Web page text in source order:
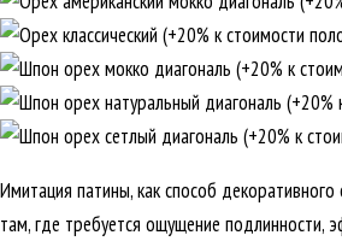
Имитация патины, как способ
там, где требуется ощущение подлинности,